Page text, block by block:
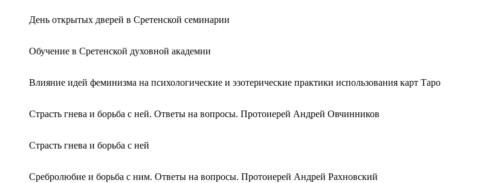
День открытых дверей в Сретенской семинарии
Обучение в Сретенской духовной академии
Влияние идей феминизма на психологические и эзотерические практики использования карт Таро
Страсть гнева и борьба с ней. Ответы на вопросы. Протоиерей Андрей Овчинников
Страсть гнева и борьба с ней
Сребролюбие и борьба с ним. Ответы на вопросы. Протоиерей Андрей Рахновский